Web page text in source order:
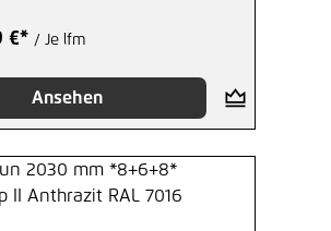
€* / Je lfm
Ansehen